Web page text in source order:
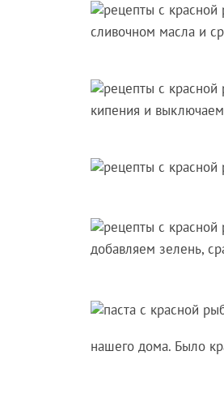
сливочном масла и
кипения и
добавляем зелень,
нашего дома. Было